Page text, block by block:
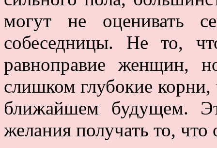
могут не оценивать
собеседницы. Не то,
равноправие женщин,
слишком глубокие
ближайшем будущем.
желания получать то, что